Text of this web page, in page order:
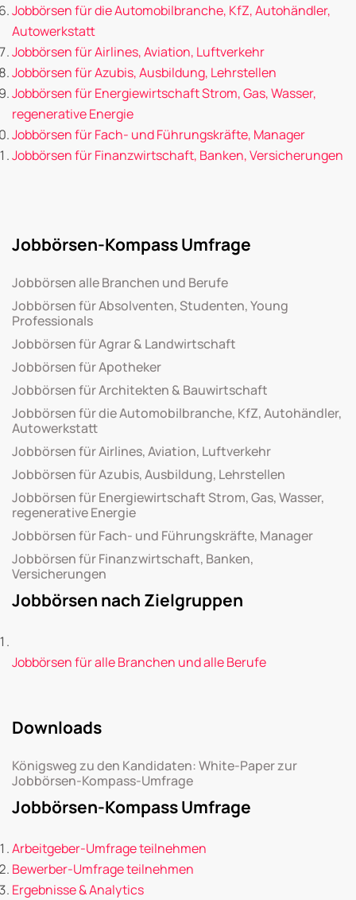
Jobbörsen für die Automobilbranche, KfZ, Autohändler,
Autowerkstatt
Jobbörsen für Airlines, Aviation, Luftverkehr
Jobbörsen für Azubis, Ausbildung, Lehrstellen
Jobbörsen für Energiewirtschaft Strom, Gas, Wasser,
regenerative Energie
Jobbörsen für Fach- und Führungskräfte, Manager
Jobbörsen für Finanzwirtschaft, Banken, Versicherungen
Jobbörsen-Kompass Umfrage
Jobbörsen alle Branchen und Berufe
Jobbörsen für Absolventen, Studenten, Young
Professionals
Jobbörsen für Agrar & Landwirtschaft
Jobbörsen für Apotheker
Jobbörsen für Architekten & Bauwirtschaft
Jobbörsen für die Automobilbranche, KfZ, Autohändler,
Autowerkstatt
Jobbörsen für Airlines, Aviation, Luftverkehr
Jobbörsen für Azubis, Ausbildung, Lehrstellen
Jobbörsen für Energiewirtschaft Strom, Gas, Wasser,
regenerative Energie
Jobbörsen für Fach- und Führungskräfte, Manager
Jobbörsen für Finanzwirtschaft, Banken,
Versicherungen
Jobbörsen nach Zielgruppen
Jobbörsen für alle Branchen und alle Berufe
Downloads
Königsweg zu den Kandidaten: White-Paper zur
Jobbörsen-Kompass-Umfrage
Jobbörsen-Kompass Umfrage
Arbeitgeber-Umfrage teilnehmen
Bewerber-Umfrage teilnehmen
Ergebnisse & Analytics